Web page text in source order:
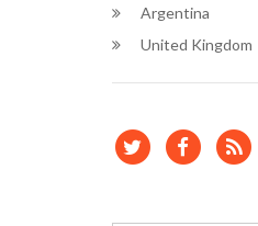
Argentina
United Kingdom